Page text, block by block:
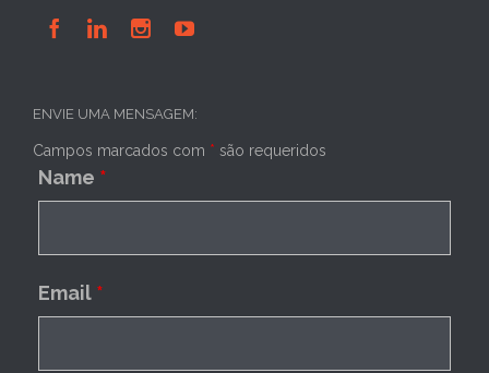
   
ENVIE UMA MENSAGEM:
Campos marcados com * são requeridos
Name *
Email *